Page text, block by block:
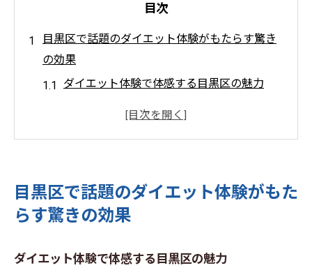
目次
目黒区で話題のダイエット体験がもたらす驚き
の効果
ダイエット体験で体感する目黒区の魅力
理想の体型を目黒区で実現するステップ
目黒区の地域密着型サポートの重要性
健康的なダイエットを目黒区で実現するための
目黒区で話題のダイエット体験がもた
らす驚きの効果
ダイエット体験で体感する目黒区の魅力